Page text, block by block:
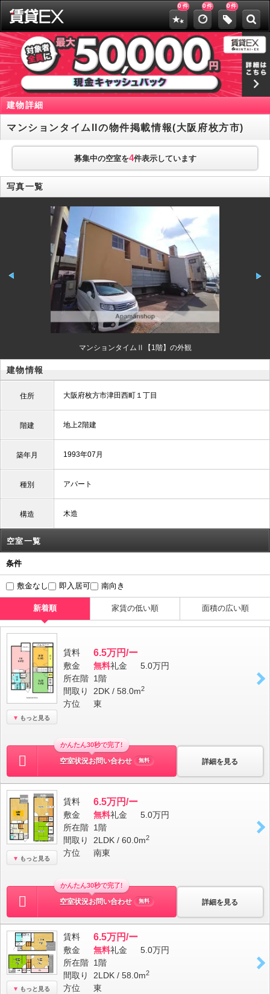
0 件 0件 0件
建物詳細
マンションタイムIIの物件掲載情報(大阪府枚方市)
募集中の空室を4件表示しています
写真一覧
マンションタイムⅡ【1階】の外観
建物情報
住所 大阪府枚方市津田西町１丁目
階建 地上2階建
築年月 1993年07月
種別 アパート
構造 木造
空室一覧
条件
敷金なし 即入居可 南向き
新着順 家賃の低い順 面積の広い順
もっと見る
賃料 6.5万円/ー
敷金 無料礼金
5.0万円
所在階 1階
間取り
2DK / 58.0m2
方位 東
詳細を見る
かんたん30秒で完了!
空室状況お問い合わせ 無料
もっと見る
賃料 6.5万円/ー
敷金 無料礼金
5.0万円
所在階 1階
間取り
2LDK / 60.0m2
方位 南東
詳細を見る
かんたん30秒で完了!
空室状況お問い合わせ 無料
もっと見る
賃料 6.5万円/ー
敷金 無料礼金
5.0万円
所在階 1階
間取り
2LDK / 58.0m2
方位 東